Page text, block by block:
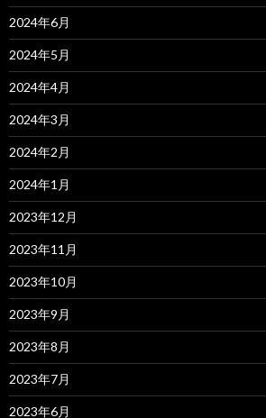
2024年6月
2024年5月
2024年4月
2024年3月
2024年2月
2024年1月
2023年12月
2023年11月
2023年10月
2023年9月
2023年8月
2023年7月
2023年6月